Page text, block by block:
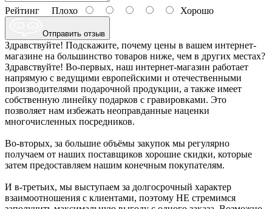
Рейтинг Плохо Хорошо
Отправить отзыв
Здравствуйте! Подскажите, почему цены в вашем интернет-
магазине на большинство товаров ниже, чем в других местах?
Здравствуйте! Во-первых, наш интернет-магазин работает
напрямую с ведущими европейскими и отечественными
производителями подарочной продукции, а также имеет
собственную линейку подарков с гравировками. Это
позволяет нам избежать неоправданные наценки
многочисленных посредников.
Во-вторых, за большие объёмы закупок мы регулярно
получаем от наших поставщиков хорошие скидки, которые
затем предоставляем нашим конечным покупателям.
И в-третьих, мы выступаем за долгосрочный характер
взаимоотношения с клиентами, поэтому НЕ стремимся